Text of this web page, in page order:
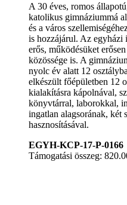
A 30 éves, romos
katolikus gimnáziummá
és a város
is hozzájárul. Az egyházi
erős, működésüket
közössége is. A
nyolc év alatt 12
elkészült főépületben 12
kialakításra kápolnával,
könyvtárral, laborokkal,
ingatlan alagsorának, két
hasznosításával.
EGYH-KCP-17-P-0166
Támogatási összeg: